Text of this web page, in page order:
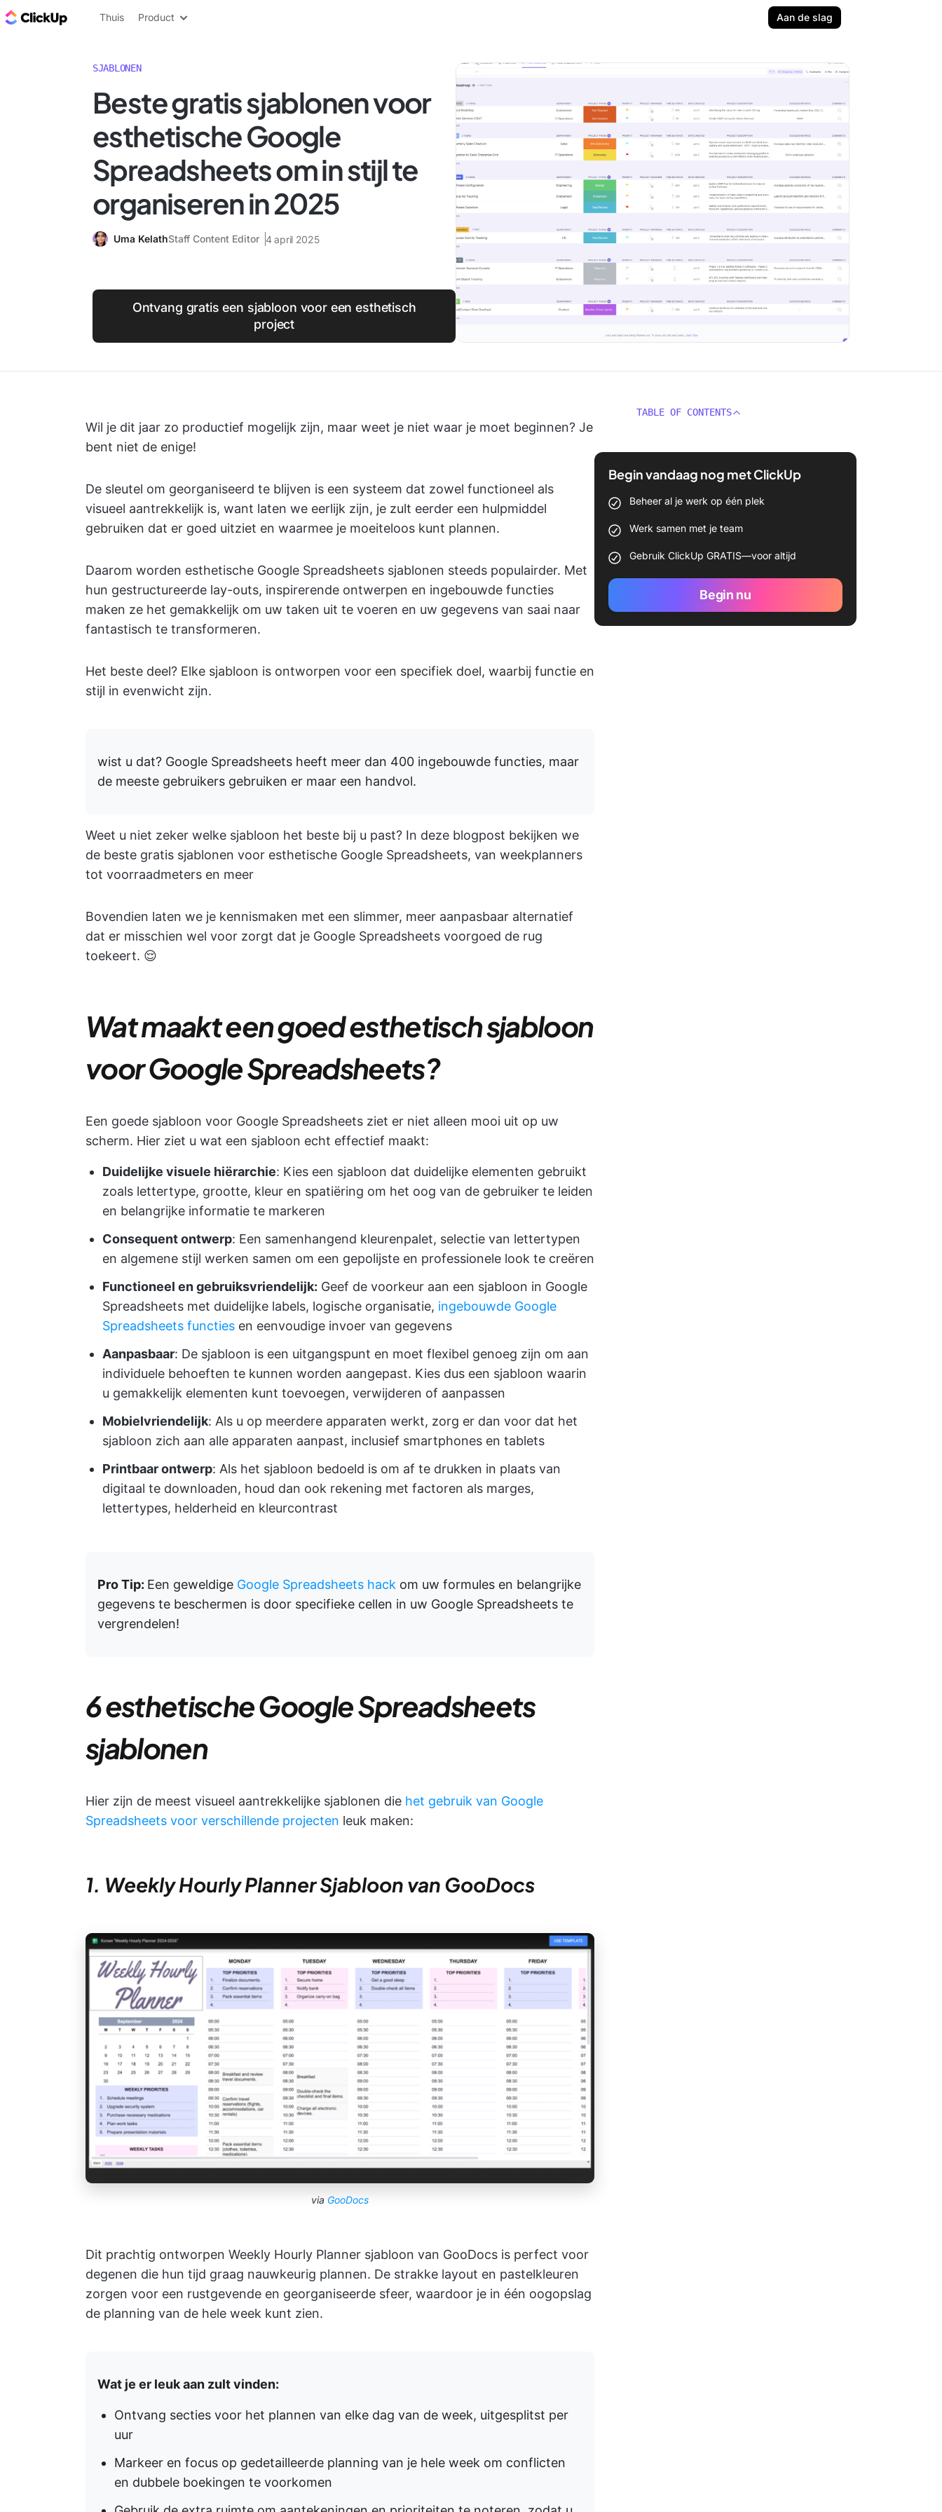
ClickUp Blog
Thuis Product Aan de slag
SJABLONEN
Beste gratis sjablonen voor
esthetische Google
Spreadsheets om in stijl te
organiseren in 2025
Uma KelathStaff Content Editor 4 april 2025
Ontvang gratis een sjabloon voor een esthetisch
project
Wil je dit jaar zo productief mogelijk zijn, maar weet je niet waar je moet beginnen? Je
bent niet de enige!
De sleutel om georganiseerd te blijven is een systeem dat zowel functioneel als
visueel aantrekkelijk is, want laten we eerlijk zijn, je zult eerder een hulpmiddel
gebruiken dat er goed uitziet en waarmee je moeiteloos kunt plannen.
Daarom worden esthetische Google Spreadsheets sjablonen steeds populairder. Met
hun gestructureerde lay-outs, inspirerende ontwerpen en ingebouwde functies
maken ze het gemakkelijk om uw taken uit te voeren en uw gegevens van saai naar
fantastisch te transformeren.
Het beste deel? Elke sjabloon is ontworpen voor een specifiek doel, waarbij functie en
stijl in evenwicht zijn.
wist u dat? Google Spreadsheets heeft meer dan 400 ingebouwde functies, maar
de meeste gebruikers gebruiken er maar een handvol.
Weet u niet zeker welke sjabloon het beste bij u past? In deze blogpost bekijken we
de beste gratis sjablonen voor esthetische Google Spreadsheets, van weekplanners
tot voorraadmeters en meer
Bovendien laten we je kennismaken met een slimmer, meer aanpasbaar alternatief
dat er misschien wel voor zorgt dat je Google Spreadsheets voorgoed de rug
toekeert. 😌
Wat maakt een goed esthetisch sjabloon
voor Google Spreadsheets?
Een goede sjabloon voor Google Spreadsheets ziet er niet alleen mooi uit op uw
scherm. Hier ziet u wat een sjabloon echt effectief maakt:
Duidelijke visuele hiërarchie: Kies een sjabloon dat duidelijke elementen gebruikt
zoals lettertype, grootte, kleur en spatiëring om het oog van de gebruiker te leiden
en belangrijke informatie te markeren
Consequent ontwerp: Een samenhangend kleurenpalet, selectie van lettertypen
en algemene stijl werken samen om een gepolijste en professionele look te creëren
Functioneel en gebruiksvriendelijk: Geef de voorkeur aan een sjabloon in Google
Spreadsheets met duidelijke labels, logische organisatie, ingebouwde Google
Spreadsheets functies en eenvoudige invoer van gegevens
Aanpasbaar: De sjabloon is een uitgangspunt en moet flexibel genoeg zijn om aan
individuele behoeften te kunnen worden aangepast. Kies dus een sjabloon waarin
u gemakkelijk elementen kunt toevoegen, verwijderen of aanpassen
Mobielvriendelijk: Als u op meerdere apparaten werkt, zorg er dan voor dat het
sjabloon zich aan alle apparaten aanpast, inclusief smartphones en tablets
Printbaar ontwerp: Als het sjabloon bedoeld is om af te drukken in plaats van
digitaal te downloaden, houd dan ook rekening met factoren als marges,
lettertypes, helderheid en kleurcontrast
Pro Tip: Een geweldige Google Spreadsheets hack om uw formules en belangrijke
gegevens te beschermen is door specifieke cellen in uw Google Spreadsheets te
vergrendelen!
6 esthetische Google Spreadsheets
sjablonen
Hier zijn de meest visueel aantrekkelijke sjablonen die het gebruik van Google
Spreadsheets voor verschillende projecten leuk maken:
1. Weekly Hourly Planner Sjabloon van GooDocs
via GooDocs
Dit prachtig ontworpen Weekly Hourly Planner sjabloon van GooDocs is perfect voor
degenen die hun tijd graag nauwkeurig plannen. De strakke layout en pastelkleuren
zorgen voor een rustgevende en georganiseerde sfeer, waardoor je in één oogopslag
de planning van de hele week kunt zien.
Wat je er leuk aan zult vinden:
Ontvang secties voor het plannen van elke dag van de week, uitgesplitst per
uur
Markeer en focus op gedetailleerde planning van je hele week om conflicten
en dubbele boekingen te voorkomen
TABLE OF CONTENTS
Begin vandaag nog met ClickUp
Beheer al je werk op één plek
Werk samen met je team
Gebruik ClickUp GRATIS—voor altijd
Begin nu